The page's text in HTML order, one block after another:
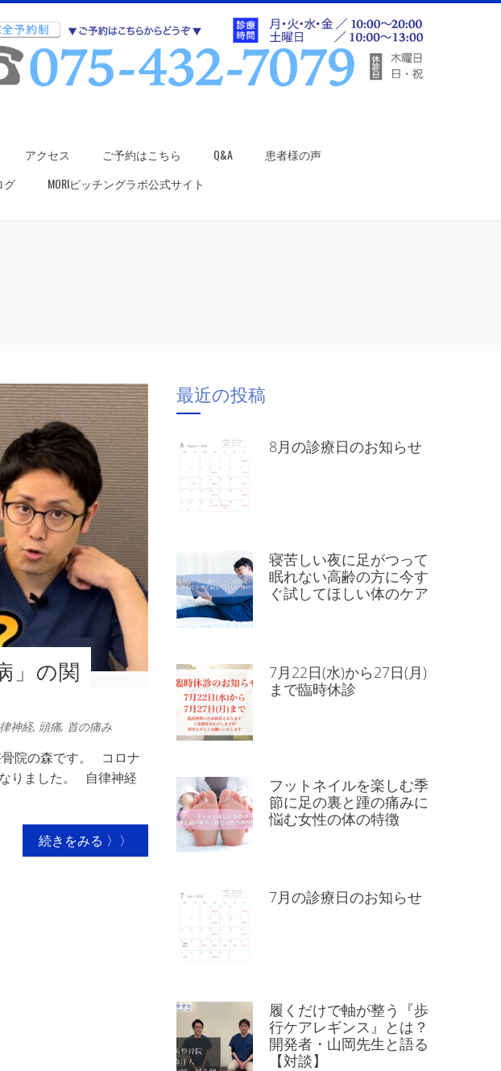
アクセス ご予約はこちら Q&A
患者様の声
グ
MORIピッチングラボ公式サイト
」の関
神経, 頭痛, 首の痛み
院の森です。 コロナ
りました。 自律神経
続きをみる 〉〉
最近の投稿
8月の診療日のお知らせ
寝苦しい夜に足がつって
眠れない高齢の方に今す
ぐ試してほしい体のケア
7月22日(水)から27日(月)
まで臨時休診
フットネイルを楽しむ季
節に足の裏と踵の痛みに
悩む女性の体の特徴
7月の診療日のお知らせ
履くだけで軸が整う『歩
行ケアレギンス』とは？
開発者・山岡先生と語る
【対談】